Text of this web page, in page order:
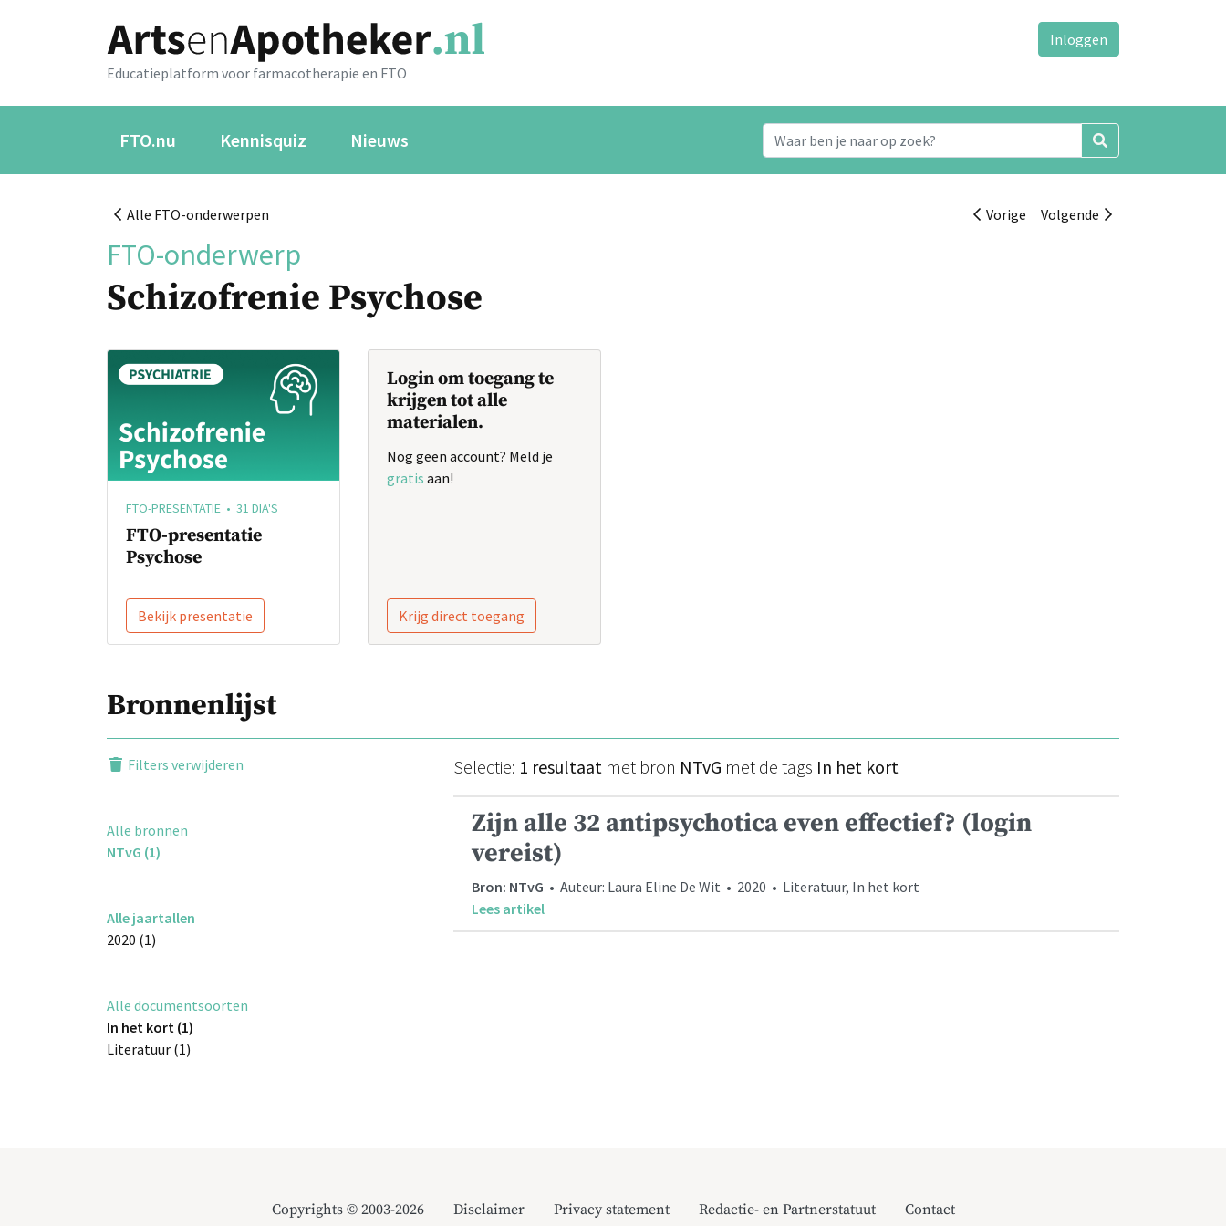
Educatieplatform voor farmacotherapie en FTO
Inloggen
FTO.nu Kennisquiz Nieuws
Alle FTO-onderwerpen Vorige Volgende
FTO-onderwerp
Schizofrenie Psychose
FTO-PRESENTATIE • 31 DIA'S
FTO-presentatie
Psychose
Bekijk presentatie
Login om toegang te
krijgen tot alle
materialen.
Nog geen account? Meld je
gratis aan!
Krijg direct toegang
Bronnenlijst
Filters verwijderen
Alle bronnen
NTvG (1)
Alle jaartallen
2020 (1)
Alle documentsoorten
In het kort (1)
Literatuur (1)
Selectie: 1 resultaat met bron NTvG met de tags In het kort
Zijn alle 32 antipsychotica even effectief? (login
vereist)
Bron: NTvG • Auteur: Laura Eline De Wit • 2020 • Literatuur, In het kort
Lees artikel
Copyrights © 2003-2026 Disclaimer Privacy statement Redactie- en Partnerstatuut Contact